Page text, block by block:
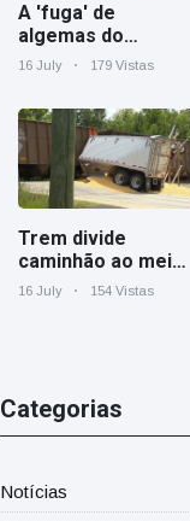
A 'fuga' de
algemas do
mágico faz a
16 July 179 Vistas
Trem divide
caminhão ao meio
em cruzamento
16 July 154 Vistas
Categorias
Notícias